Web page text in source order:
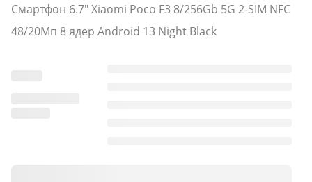
Смартфон 6.7" Xiaomi Poco F3 8/256Gb 5G 2-SIM NFC
48/20Мп 8 ядер Android 13 Night Black